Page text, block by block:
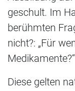
geschult. Im
berühmten
nicht?: „Für
Medikamente?“
Diese gelten